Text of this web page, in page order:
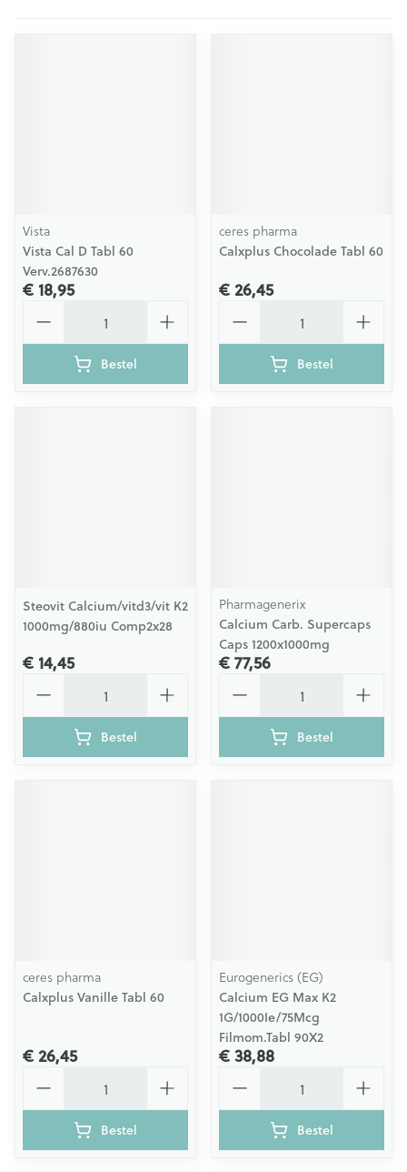
Vista
Vista Cal D Tabl 60
Verv.2687630
€ 18,95
Bestel
ceres pharma
Calxplus Chocolade Tabl 60
€ 26,45
Bestel
Steovit Calcium/vitd3/vit K2
1000mg/880iu Comp2x28
€ 14,45
Bestel
Pharmagenerix
Calcium Carb. Supercaps
Caps 1200x1000mg
€ 77,56
Bestel
ceres pharma
Calxplus Vanille Tabl 60
€ 26,45
Bestel
Eurogenerics (EG)
Calcium EG Max K2
1G/1000Ie/75Mcg
Filmom.Tabl 90X2
€ 38,88
Bestel